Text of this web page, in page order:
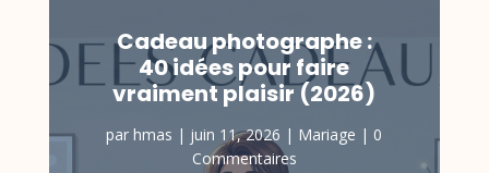
Cadeau photographe :
40 idées pour faire
vraiment plaisir (2026)
parhmas | juin 11, 2026 | Mariage | 0
Commentaires